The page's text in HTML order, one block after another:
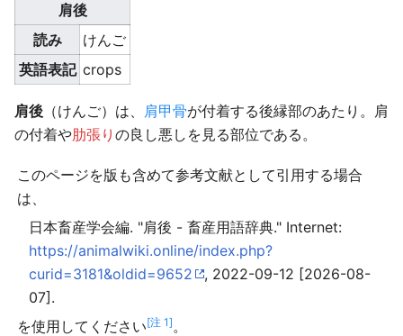
肩後
読み
けんご
英語表記 crops
肩後 （けんご）は、 肩甲骨が付着する後縁部のあたり。肩
の付着や肋張り の良し悪しを見る部位である。
このページを版も含めて参考文献として引用する場合
は、
日本畜産学会編. "肩後 - 畜産用語辞典." Internet:
https://animalwiki.online/index.php?
curid=3181&oldid=9652
, 2022-09-12 [2026-08-
07].
を使用してください[注 1]。